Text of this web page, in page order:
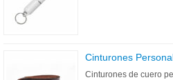
Cinturones
Cinturones de cuero